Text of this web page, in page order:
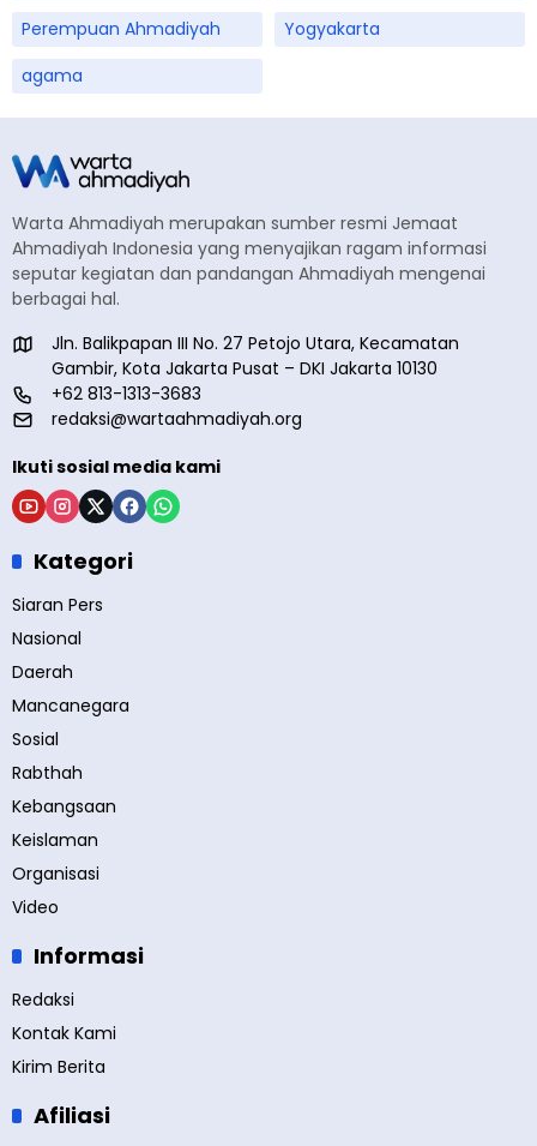
Perempuan Ahmadiyah
Yogyakarta
agama
Warta Ahmadiyah merupakan sumber resmi Jemaat
Ahmadiyah Indonesia yang menyajikan ragam informasi
seputar kegiatan dan pandangan Ahmadiyah mengenai
berbagai hal.
Jln. Balikpapan III No. 27 Petojo Utara, Kecamatan
Gambir, Kota Jakarta Pusat – DKI Jakarta 10130
+62 813-1313-3683
redaksi@wartaahmadiyah.org
Ikuti sosial media kami
Kategori
Siaran Pers
Nasional
Daerah
Mancanegara
Sosial
Rabthah
Kebangsaan
Keislaman
Organisasi
Video
Informasi
Redaksi
Kontak Kami
Kirim Berita
Afiliasi